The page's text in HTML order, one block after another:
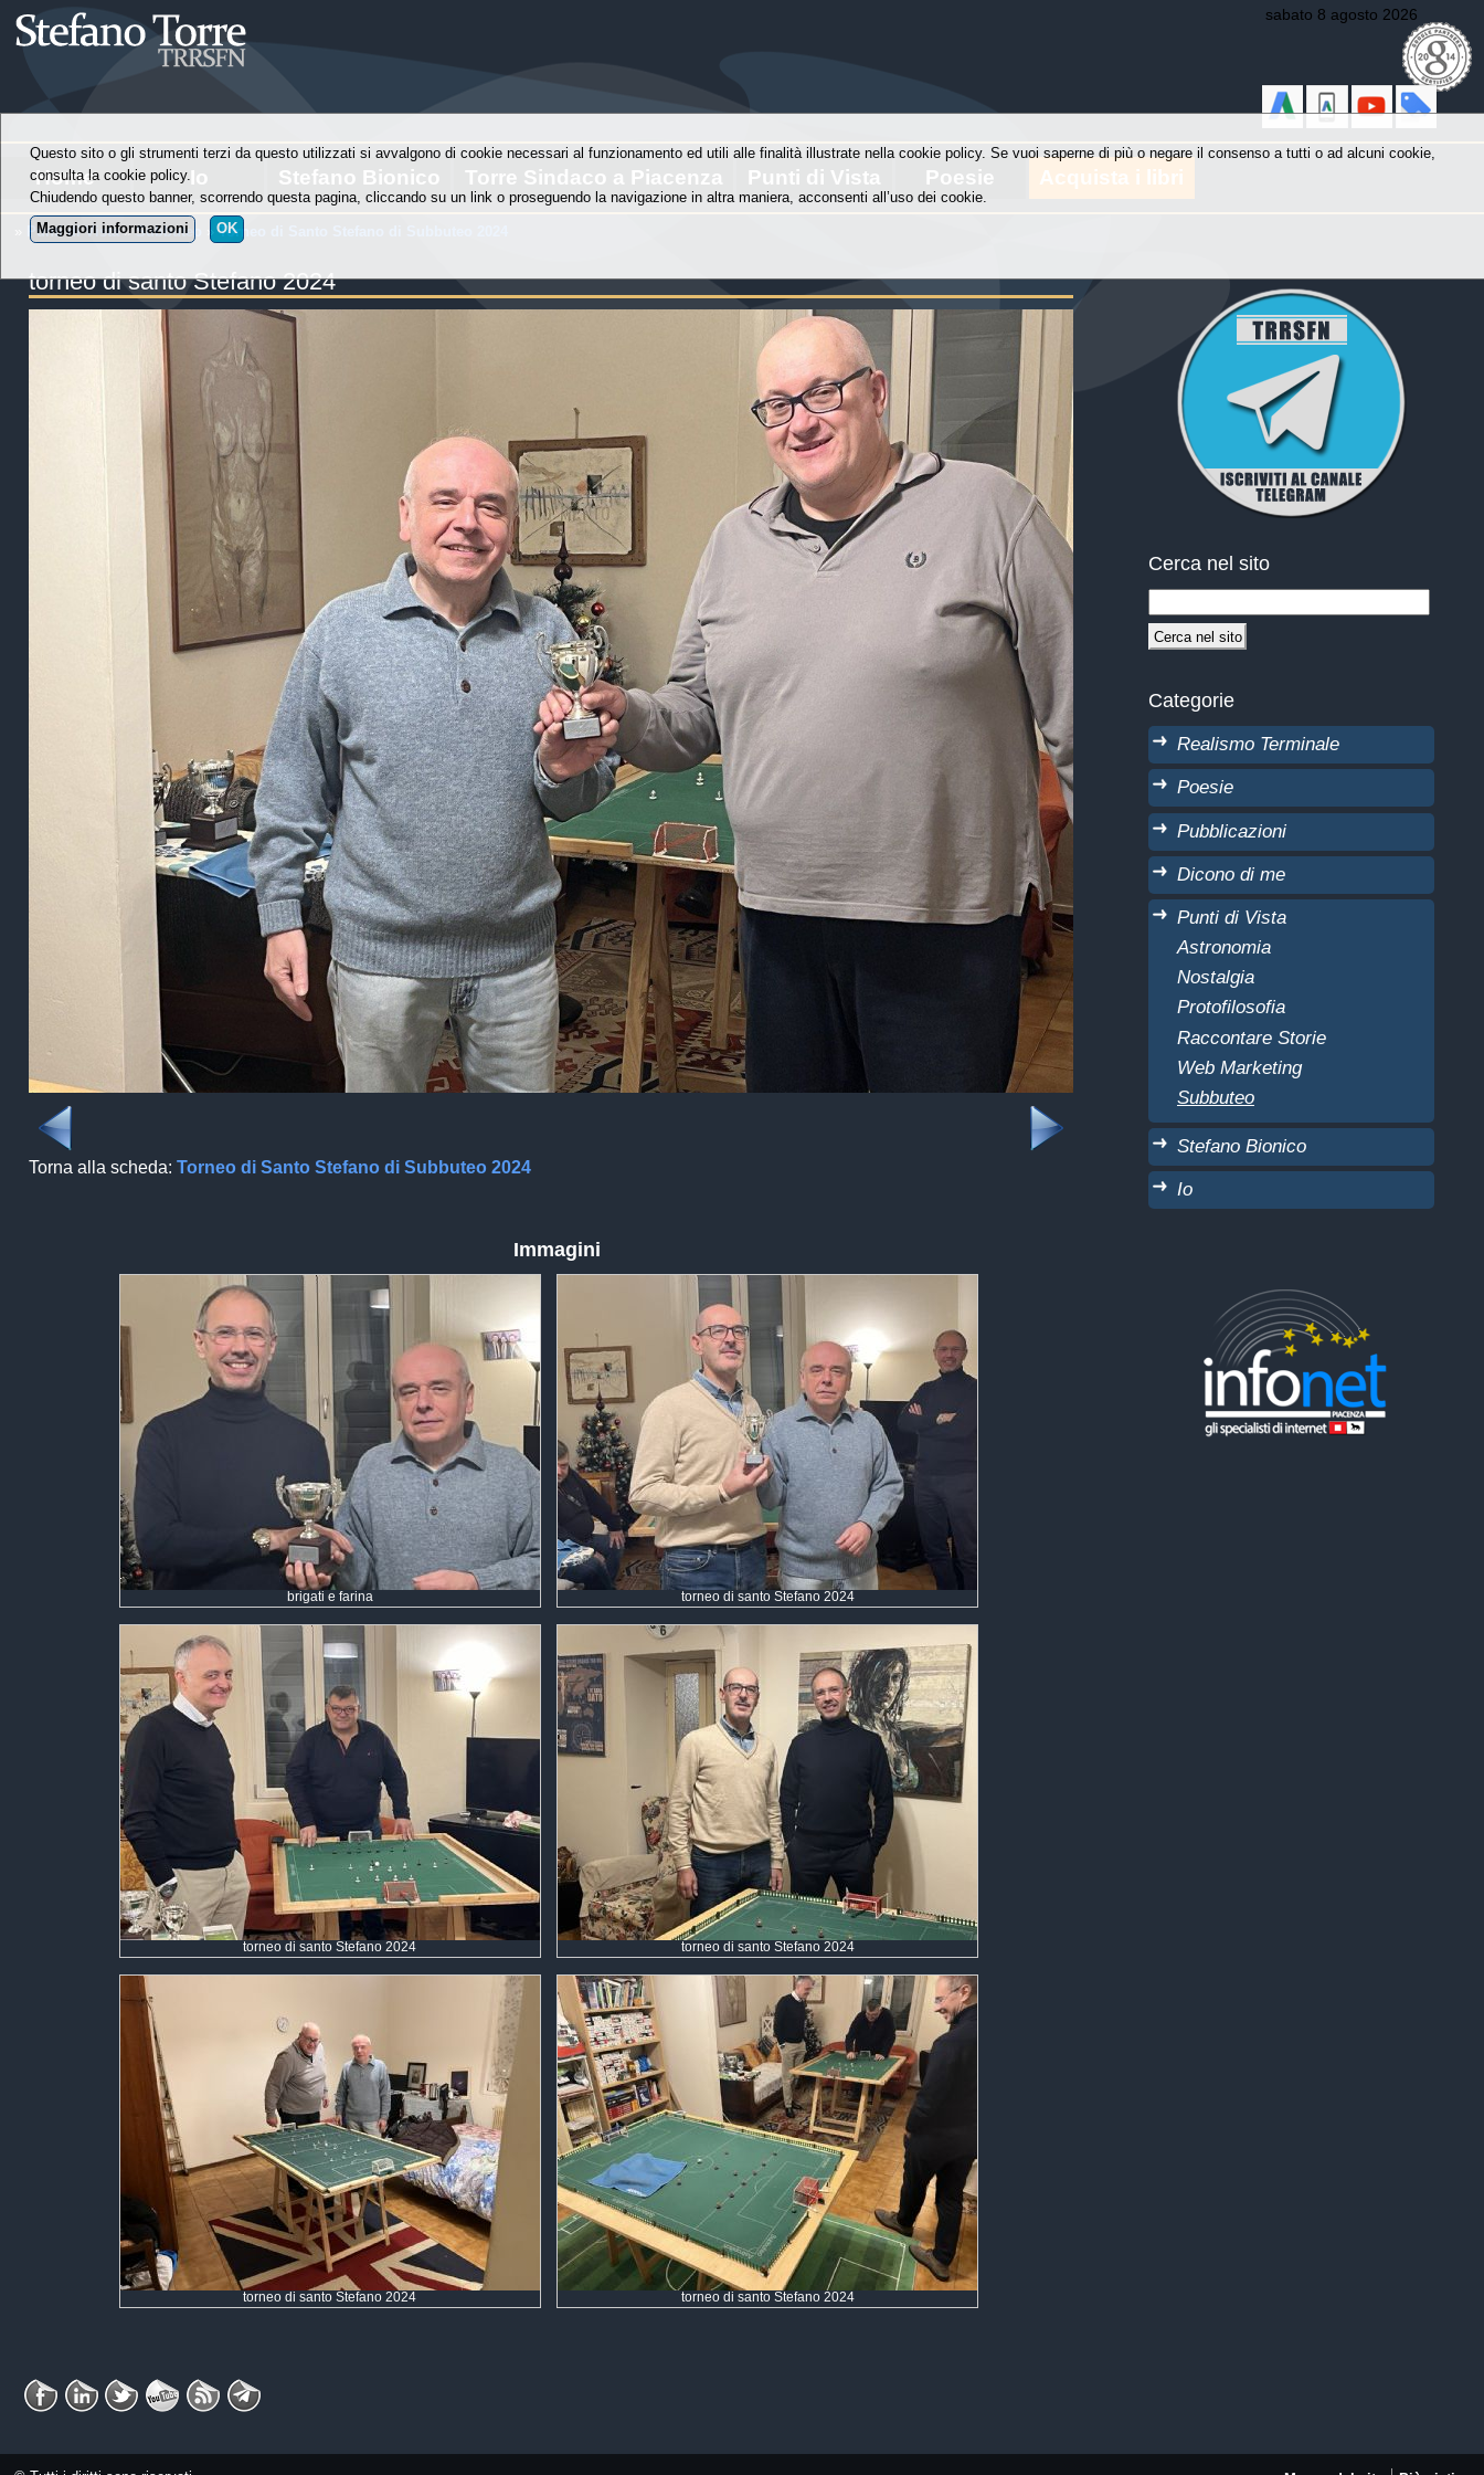
sabato 8 agosto 2026
Home Io Stefano Bionico Torre Sindaco a Piacenza Punti di Vista Poesie Acquista i libri
Punti di Vista »Subbuteo »Torneo di Santo Stefano di Subbuteo 2024
torneo di santo Stefano 2024
Torna alla scheda: Torneo di Santo Stefano di Subbuteo 2024
Immagini
brigati e farina torneo di santo Stefano 2024
torneo di santo Stefano 2024 torneo di santo Stefano 2024
torneo di santo Stefano 2024 torneo di santo Stefano 2024
Cerca nel sito
Categorie
Realismo Terminale
Poesie
Pubblicazioni
Dicono di me
Punti di Vista
Astronomia
Nostalgia
Protofilosofia
Raccontare Storie
Web Marketing
Subbuteo
Stefano Bionico
Io
Questo sito o gli strumenti terzi da questo utilizzati si avvalgono di cookie necessari al funzionamento ed utili alle finalità illustrate nella cookie policy. Se vuoi saperne di più o negare il consenso a tutti o ad alcuni cookie,
consulta la cookie policy.
Chiudendo questo banner, scorrendo questa pagina, cliccando su un link o proseguendo la navigazione in altra maniera, acconsenti all’uso dei cookie.
Maggiori informazioni
OK